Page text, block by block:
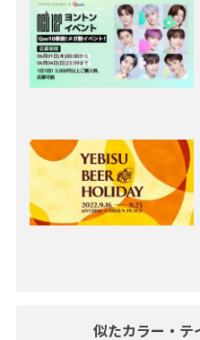
似たカラー・テ